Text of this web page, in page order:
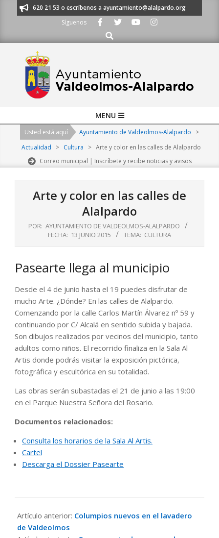
al 91 620 21 53 o escríbenos a ayuntamiento@alalpardo.org
Síguenos
Buscar
Navigation
MENU
Usted está aquí Ayuntamiento de Valdeolmos-Alalpardo
>
Actualidad
> Cultura > Arte y color en las calles de Alalpardo
Correo municipal | Inscríbete y recibe noticias y avisos
Arte y color en las calles de
Alalpardo
POR: AYUNTAMIENTO DE VALDEOLMOS-ALALPARDO
FECHA: 13 JUNIO 2015 TEMA: CULTURA
Pasearte llega al municipio
Desde el 4 de junio hasta el 19 puedes disfrutar de
mucho Arte. ¿Dónde? En las calles de Alalpardo.
Comenzando por la calle Carlos Martín Álvarez nº 59 y
continuando por C/ Alcalá en sentido subida y bajada.
Son dibujos realizados por vecinos del municipio, tanto
adultos como niños. El recorrido finaliza en la Sala Al
Artis donde podrás visitar la exposición pictórica,
fotográfica y escultórica en su totalidad.
Las obras serán subastadas el 21 de junio a las 19:00
en el Parque Nuestra Señora del Rosario.
Documentos relacionados:
Consulta los horarios de la Sala Al Artis.
Cartel
Descarga el Dossier Pasearte
06-
13
Artículo anterior: Columpios nuevos en el lavadero
de Valdeolmos